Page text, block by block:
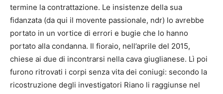
termine la contrattazione. Le insistenze della sua
fidanzata (da qui il movente passionale, ndr) lo avrebbe
portato in un vortice di errori e bugie che lo hanno
portato alla condanna. Il fioraio, nell’aprile del 2015,
chiese ai due di incontrarsi nella cava giuglianese. Lì poi
furono ritrovati i corpi senza vita dei coniugi: secondo la
ricostruzione degli investigatori Riano li raggiunse nel